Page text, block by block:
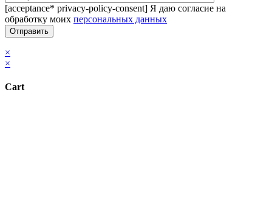
[acceptance* privacy-policy-consent] Я даю согласие на
обработку моих персональных данных
×
×
Cart